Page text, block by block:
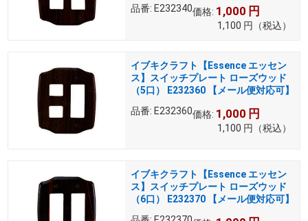
品番: E232340価格: 1,000 円
1,100 円 （税込）
イブキクラフト【Essence エッセン
ス】スイッチプレート ローズウッド
（5口） E232360 【メール便対応可】
品番: E232360価格: 1,000 円
1,100 円 （税込）
イブキクラフト【Essence エッセン
ス】スイッチプレート ローズウッド
（6口） E232370 【メール便対応可】